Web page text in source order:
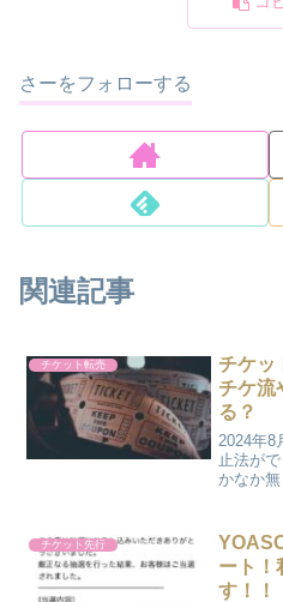
さーをフォローする
関連記事
チケット転売
チケッ
チケ流
る？
2024年8
止法が
かなか
したい
らキン
チケット先行
ート！
す！！